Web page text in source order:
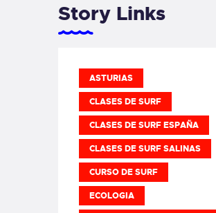
Story Links
ASTURIAS
CLASES DE SURF
CLASES DE SURF ESPAÑA
CLASES DE SURF SALINAS
CURSO DE SURF
ECOLOGIA